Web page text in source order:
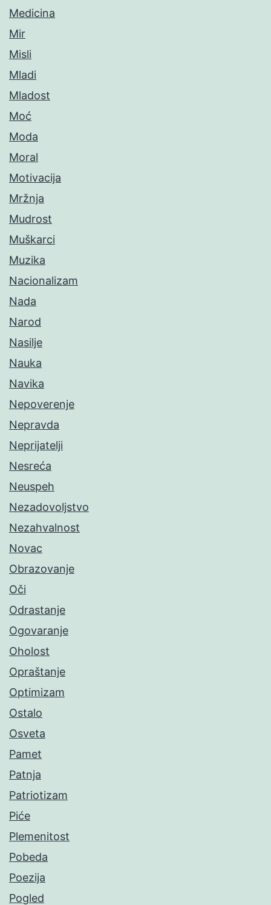
Medicina
Mir
Misli
Mladi
Mladost
Moć
Moda
Moral
Motivacija
Mržnja
Mudrost
Muškarci
Muzika
Nacionalizam
Nada
Narod
Nasilje
Nauka
Navika
Nepoverenje
Nepravda
Neprijatelji
Nesreća
Neuspeh
Nezadovoljstvo
Nezahvalnost
Novac
Obrazovanje
Oči
Odrastanje
Ogovaranje
Oholost
Opraštanje
Optimizam
Ostalo
Osveta
Pamet
Patnja
Patriotizam
Piće
Plemenitost
Pobeda
Poezija
Pogled